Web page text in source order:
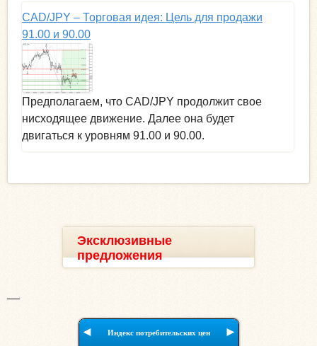
CAD/JPY – Торговая идея: Цель для продажи
91.00 и 90.00
Предполагаем, что CAD/JPY продолжит свое
нисходящее движение. Далее она будет
двигаться к уровням 91.00 и 90.00.
Эксклюзивные
предложения